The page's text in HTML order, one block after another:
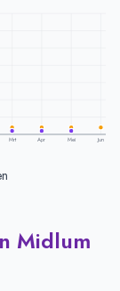
Mrt Apr Mei Jun
Midlum